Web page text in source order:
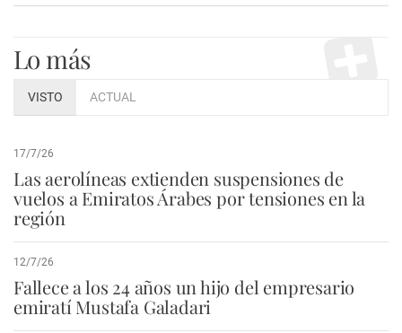
Lo más
VISTO ACTUAL
17/7/26
Las aerolíneas extienden suspensiones de
vuelos a Emiratos Árabes por tensiones en la
región
12/7/26
Fallece a los 24 años un hijo del empresario
emiratí Mustafa Galadari